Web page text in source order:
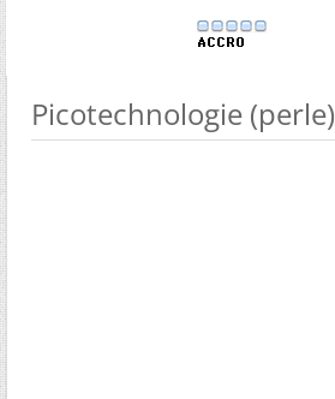
Picotechnologie (perle)